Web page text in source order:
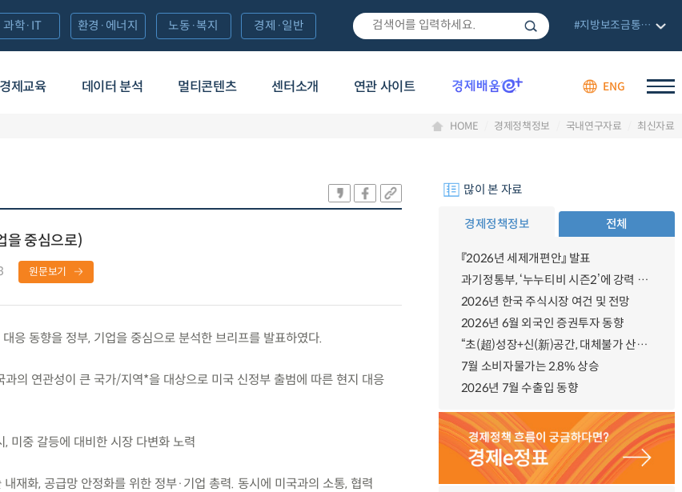
경제교육 데이터 분석 멀티콘텐츠 센터소개 연관 사이트 ENG
과학·IT 환경·에너지 노동·복지 경제·일반 #지방보조금통합관리망
HOME 경제정책정보 국내연구자료 최신자료
을 중심으로)
원문보기
응 동향을 정부, 기업을 중심으로 분석한 브리프를 발표하였다.
의 연관성이 큰 국가/지역*을 대상으로 미국 신정부 출범에 따른 현지 대응
미중 갈등에 대비한 시장 다변화 노력
재화, 공급망 안정화를 위한 정부·기업 총력. 동시에 미국과의 소통, 협력
많이 본 자료
경제정책정보 전체
『2026년 세제개편안』 발표
과기정통부, ‘누누티비 시즌2’에 강력 대응 의지 밝혀
2026년 한국 주식시장 여건 및 전망
2026년 6월 외국인 증권투자 동향
“초(超)성장+신(新)공간, 대체불가 산업강국”
7월 소비자물가는 2.8% 상승
2026년 7월 수출입 동향